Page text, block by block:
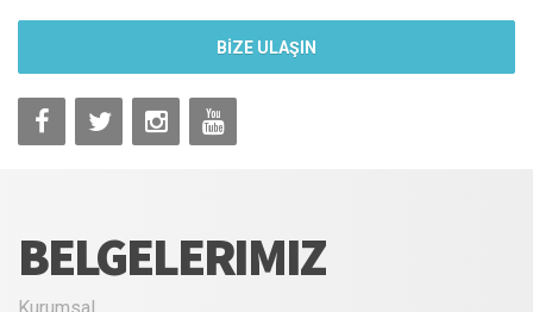
BİZE ULAŞIN
BELGELERIMIZ